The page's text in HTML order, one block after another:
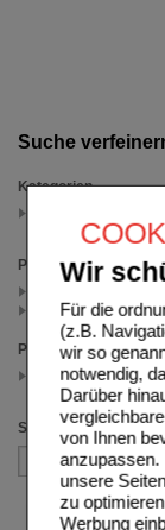
Wir
Für die
(z.B.
wir so
notwendig,
Darüber
von Ihnen
anzupassen.
unsere
zu
Werbung
Suche
Kategorien
(auswahl entfernen)
Packungsgröße
20 ml (1)
Preis
5.00 - 12.49
(auswahl entfernen)
Sortieren nach